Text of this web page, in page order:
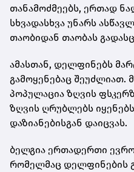
თანამოძმეებს, ერთად
სხვადასხვა უნარს
თაობიდან თაობას
ამასთან, დელფინებს
გამოყენებაც შეუძლიათ.
პოპულაცია ზღვის
ზღვის ღრუბლებს
დაზიანებისგან დაიცვას.
ბელგია ერთადერთი
რომელმაც დელფინების